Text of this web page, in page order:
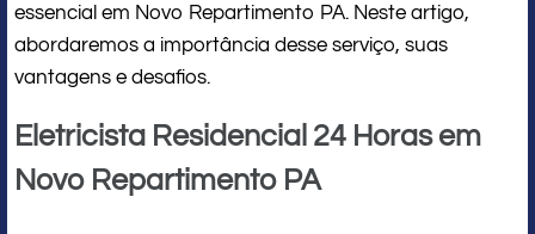
essencial em Novo Repartimento PA. Neste artigo,
abordaremos a importância desse serviço, suas
vantagens e desafios.
Eletricista Residencial 24 Horas em
Novo Repartimento PA